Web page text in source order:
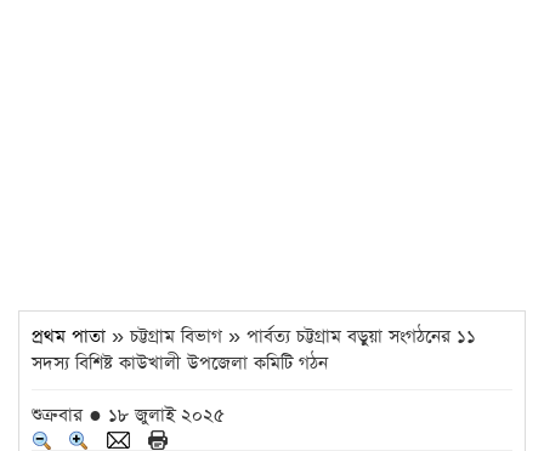
প্রথম পাতা » চট্টগ্রাম বিভাগ » পার্বত্য চট্টগ্রাম বড়ুয়া সংগঠনের ১১
সদস্য বিশিষ্ট কাউখালী উপজেলা কমিটি গঠন
শুক্রবার ● ১৮ জুলাই ২০২৫